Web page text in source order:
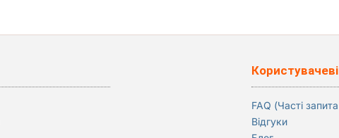
Користувачеві
FAQ (Часті
Відгуки